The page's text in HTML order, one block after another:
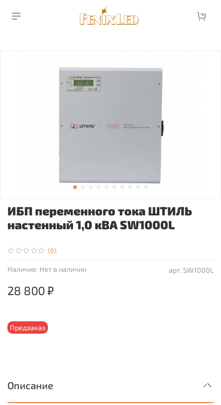
(0)
арт. SW1000L
Наличие: Нет в наличии
Предзаказ
ИБП переменного тока ШТИЛЬ
настенный 1,0 кВА SW1000L
28 800 ₽
Описание